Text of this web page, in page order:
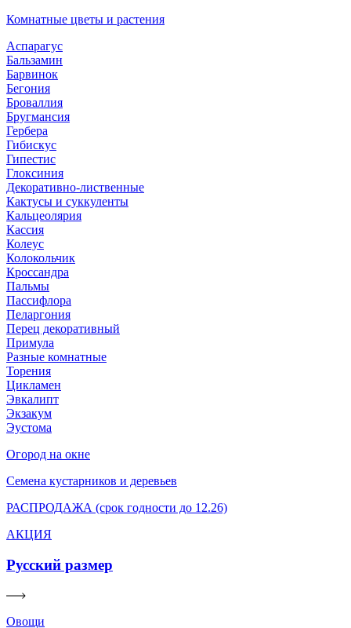
Комнатные цветы и растения
Аспарагус
Бальзамин
Барвинок
Бегония
Броваллия
Бругмансия
Гербера
Гибискус
Гипестис
Глоксиния
Декоративно-лиственные
Кактусы и суккуленты
Кальцеолярия
Кассия
Колеус
Колокольчик
Кроссандра
Пальмы
Пассифлора
Пеларгония
Перец декоративный
Примула
Разные комнатные
Торения
Цикламен
Эвкалипт
Экзакум
Эустома
Огород на окне
Семена кустарников и деревьев
РАСПРОДАЖА (срок годности до 12.26)
АКЦИЯ
Русский размер
Овощи